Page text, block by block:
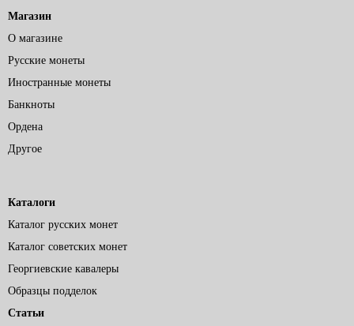
Магазин
О магазине
Русские монеты
Иностранные монеты
Банкноты
Ордена
Другое
Каталоги
Каталог русских монет
Каталог советских монет
Георгиевские кавалеры
Образцы подделок
Статьи